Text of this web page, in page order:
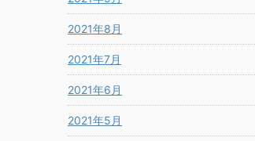
2021年8月
2021年7月
2021年6月
2021年5月